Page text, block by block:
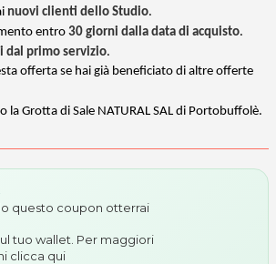
nuovi clienti dello Studio.
entro 30 giorni dalla data di acquisto.
dal primo servizio.
offerta se hai già beneficiato di altre offerte
la Grotta di Sale NATURAL SAL di Portobuffolè.
questo coupon otterrai
tuo wallet. Per maggiori
clicca qui